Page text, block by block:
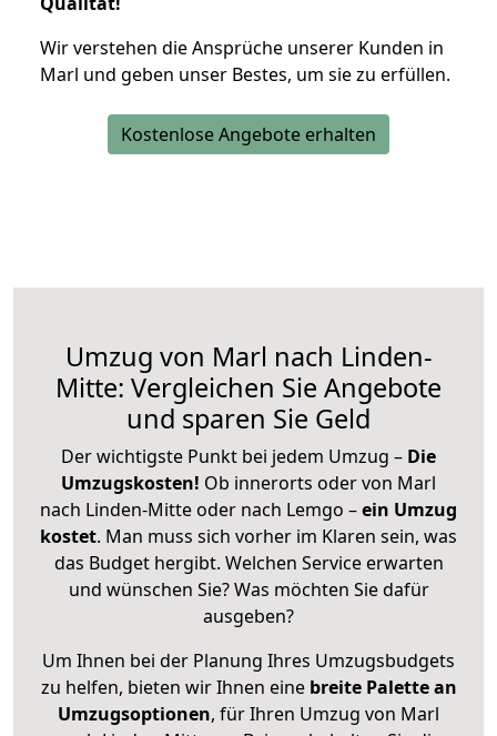
Wir verstehen die Ansprüche unserer Kunden in
Marl und geben unser Bestes, um sie zu erfüllen.
Kostenlose Angebote erhalten
Umzug von Marl nach Linden-
Mitte: Vergleichen Sie Angebote
und sparen Sie Geld
Der wichtigste Punkt bei jedem Umzug – Die
Umzugskosten! Ob innerorts oder von Marl
nach Linden-Mitte oder nach Lemgo –ein Umzug
kostet. Man muss sich vorher im Klaren sein, was
das Budget hergibt. Welchen Service erwarten
und wünschen Sie? Was möchten Sie dafür
ausgeben?
Um Ihnen bei der Planung Ihres Umzugsbudgets
zu helfen, bieten wir Ihnen eine breite Palette an
Umzugsoptionen, für Ihren Umzug von Marl